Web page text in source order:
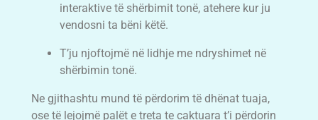
interaktive të shërbimit tonë, atehere kur ju
vendosni ta bëni këtë.
T’ju njoftojmë në lidhje me ndryshimet në
shërbimin tonë.
Ne gjithashtu mund të përdorim të dhënat tuaja,
ose të lejojmë palët e treta te caktuara t’i përdorin